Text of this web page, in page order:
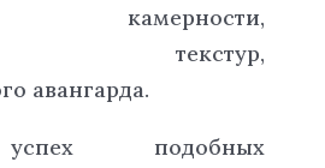
камерности,
текстур,
авангарда.
подобных